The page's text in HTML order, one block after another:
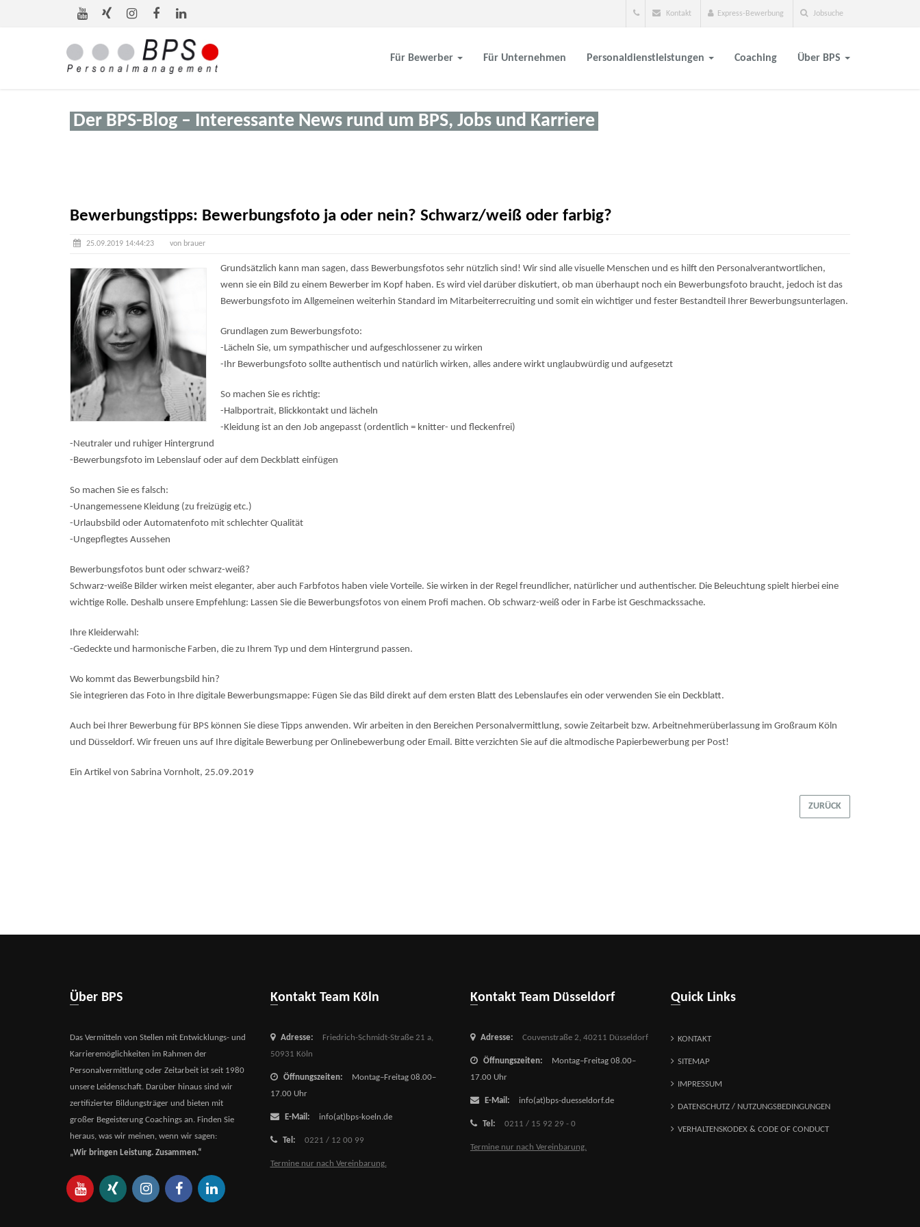
Kontakt Express-Bewerbung Jobsuche
Für Bewerber Für Unternehmen Personaldienstleistungen Coaching Über BPS
Der BPS-Blog – Interessante News rund um BPS, Jobs und Karriere
Bewerbungstipps: Bewerbungsfoto ja oder nein? Schwarz/weiß oder farbig?
25.09.2019 14:44:23 von brauer
Grundsätzlich kann man sagen, dass Bewerbungsfotos sehr nützlich sind! Wir sind alle visuelle Menschen und es hilft den Personalverantwortlichen,
wenn sie ein Bild zu einem Bewerber im Kopf haben. Es wird viel darüber diskutiert, ob man überhaupt noch ein Bewerbungsfoto braucht, jedoch ist das
Bewerbungsfoto im Allgemeinen weiterhin Standard im Mitarbeiterrecruiting und somit ein wichtiger und fester Bestandteil Ihrer Bewerbungsunterlagen.
Grundlagen zum Bewerbungsfoto:
-Lächeln Sie, um sympathischer und aufgeschlossener zu wirken
-Ihr Bewerbungsfoto sollte authentisch und natürlich wirken, alles andere wirkt unglaubwürdig und aufgesetzt
So machen Sie es richtig:
-Halbportrait, Blickkontakt und lächeln
-Kleidung ist an den Job angepasst (ordentlich = knitter- und fleckenfrei)
-Neutraler und ruhiger Hintergrund
-Bewerbungsfoto im Lebenslauf oder auf dem Deckblatt einfügen
So machen Sie es falsch:
-Unangemessene Kleidung (zu freizügig etc.)
-Urlaubsbild oder Automatenfoto mit schlechter Qualität
-Ungepflegtes Aussehen
Bewerbungsfotos bunt oder schwarz-weiß?
Schwarz-weiße Bilder wirken meist eleganter, aber auch Farbfotos haben viele Vorteile. Sie wirken in der Regel freundlicher, natürlicher und authentischer. Die Beleuchtung spielt hierbei eine
wichtige Rolle. Deshalb unsere Empfehlung: Lassen Sie die Bewerbungsfotos von einem Profi machen. Ob schwarz-weiß oder in Farbe ist Geschmackssache.
Ihre Kleiderwahl:
-Gedeckte und harmonische Farben, die zu Ihrem Typ und dem Hintergrund passen.
Wo kommt das Bewerbungsbild hin?
Sie integrieren das Foto in Ihre digitale Bewerbungsmappe: Fügen Sie das Bild direkt auf dem ersten Blatt des Lebenslaufes ein oder verwenden Sie ein Deckblatt.
Auch bei Ihrer Bewerbung für BPS können Sie diese Tipps anwenden. Wir arbeiten in den Bereichen Personalvermittlung, sowie Zeitarbeit bzw. Arbeitnehmerüberlassung im Großraum Köln
und Düsseldorf. Wir freuen uns auf Ihre digitale Bewerbung per Onlinebewerbung oder Email. Bitte verzichten Sie auf die altmodische Papierbewerbung per Post!
Ein Artikel von Sabrina Vornholt, 25.09.2019
ZURÜCK
Über BPS
Das Vermitteln von Stellen mit Entwicklungs- und
Karrieremöglichkeiten im Rahmen der
Personalvermittlung oder Zeitarbeit ist seit 1980
unsere Leidenschaft. Darüber hinaus sind wir
zertifizierter Bildungsträger und bieten mit
großer Begeisterung Coachings an. Finden Sie
heraus, was wir meinen, wenn wir sagen:
„Wir bringen Leistung. Zusammen.“
Kontakt Team Köln
Adresse:
Friedrich-Schmidt-Straße 21 a,
50931 Köln
Öffnungszeiten:
Montag–Freitag 08.00–
17.00 Uhr
E-Mail: info(at)bps-koeln.de
Tel: 0221 / 12 00 99
Termine nur nach Vereinbarung.
Kontakt Team Düsseldorf
Adresse: Couvenstraße 2, 40211 Düsseldorf
Öffnungszeiten:
Montag–Freitag 08.00–
17.00 Uhr
E-Mail: info(at)bps-duesseldorf.de
Tel: 0211 / 15 92 29 - 0
Termine nur nach Vereinbarung.
Quick Links
KONTAKT
SITEMAP
IMPRESSUM
DATENSCHUTZ / NUTZUNGSBEDINGUNGEN
VERHALTENSKODEX & CODE OF CONDUCT